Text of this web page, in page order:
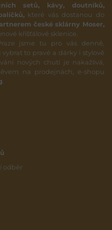
setů, kávy, doutníků,
které vás dostanou do
české sklárny Moser,
křišťálové sklenice.
jsme tu pro vás denně,
to pravé a dárky i stylově
nových chutí je nakažlivá,
na prodejnách, e-shopu
odběr